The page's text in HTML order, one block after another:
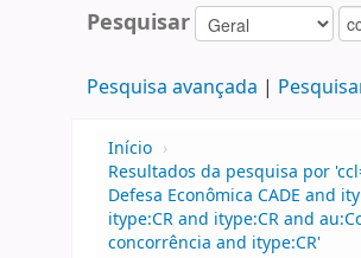
Pesquisar
Pesquisa avançada
Início ›
Resultados da pesquisa por
Defesa Econômica CADE and
itype:CR and itype:CR and
concorrência and itype:CR'